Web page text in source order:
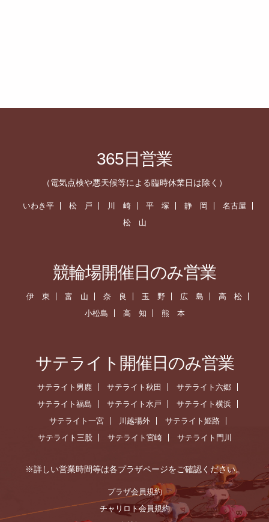
365日営業
（電気点検や悪天候等による臨時休業日は除く）
いわき平 松 戸 川 崎 平 塚 静 岡
名古屋
松 山
競輪場開催日のみ営業
伊 東 富 山 奈 良 玉 野 広 島
高 松
小松島
高 知 熊 本
サテライト開催日のみ営業
サテライト男鹿 サテライト秋田
サテライト六郷
サテライト福島
サテライト水戸
サテライト横浜
サテライト一宮
川越場外
サテライト姫路
サテライト三股
サテライト宮崎 サテライト門川
※詳しい営業時間等は各プラザページをご確認ください。
プラザ会員規約
チャリロト会員規約